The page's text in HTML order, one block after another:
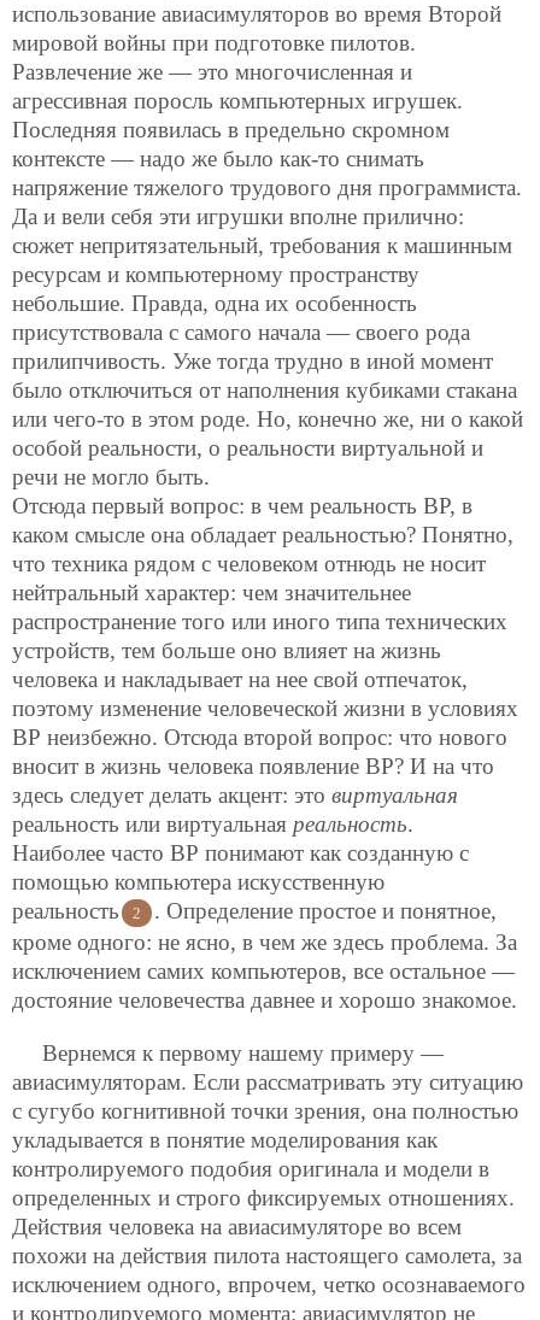
использование авиасимуляторов во время Второй
мировой войны при подготовке пилотов.
Развлечение же — это многочисленная и
агрессивная поросль компьютерных игрушек.
Последняя появилась в предельно скромном
контексте — надо же было как-то снимать
напряжение тяжелого трудового дня программиста.
Да и вели себя эти игрушки вполне прилично:
сюжет непритязательный, требования к машинным
ресурсам и компьютерному пространству
небольшие. Правда, одна их особенность
присутствовала с самого начала — своего рода
прилипчивость. Уже тогда трудно в иной момент
было отключиться от наполнения кубиками стакана
или чего-то в этом роде. Но, конечно же, ни о какой
особой реальности, о реальности виртуальной и
речи не могло быть.
Отсюда первый вопрос: в чем реальность ВР, в
каком смысле она обладает реальностью? Понятно,
что техника рядом с человеком отнюдь не носит
нейтральный характер: чем значительнее
распространение того или иного типа технических
устройств, тем больше оно влияет на жизнь
человека и накладывает на нее свой отпечаток,
поэтому изменение человеческой жизни в условиях
ВР неизбежно. Отсюда второй вопрос: что нового
вносит в жизнь человека появление ВР? И на что
здесь следует делать акцент: это виртуальная
реальность или виртуальная реальность.
Наиболее часто ВР понимают как созданную с
помощью компьютера искусственную
реальность
2
. Определение простое и понятное,
кроме одного: не ясно, в чем же здесь проблема. За
исключением самих компьютеров, все остальное —
достояние человечества давнее и хорошо знакомое.
Вернемся к первому нашему примеру —
авиасимуляторам. Если рассматривать эту ситуацию
с сугубо когнитивной точки зрения, она полностью
укладывается в понятие моделирования как
контролируемого подобия оригинала и модели в
определенных и строго фиксируемых отношениях.
Действия человека на авиасимуляторе во всем
похожи на действия пилота настоящего самолета, за
исключением одного, впрочем, четко осознаваемого
и контролируемого момента: авиасимулятор не